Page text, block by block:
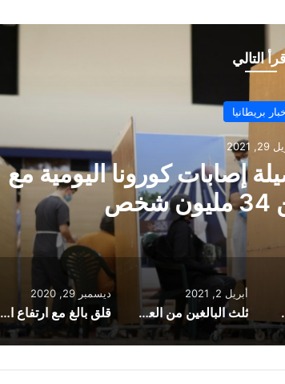
التالي
بريطانيا
2, 2021
ثلث البالغين من العمر أكثر من 50 عاما في العديد من
تلقي اللقاح
من 34 مليون شخص
أبريل 2, 2021
ثلث البالغين من العمر أكثر من 50 عاما في العديد من أحياء لندن يرفضون تلقي اللقاح
ديسمبر 29, 2020
قلق بالغ مع ارتفاع الحالات إلى مستويات جديدة تجاوزت 50 ألفاً